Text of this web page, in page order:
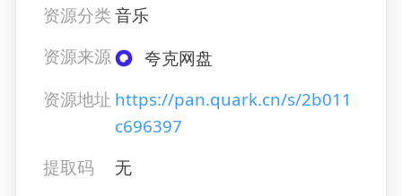
资源分类音乐
资源来源
夸克网盘
资源地址 https://pan.quark.cn/s/2b011
c696397
提取码
无